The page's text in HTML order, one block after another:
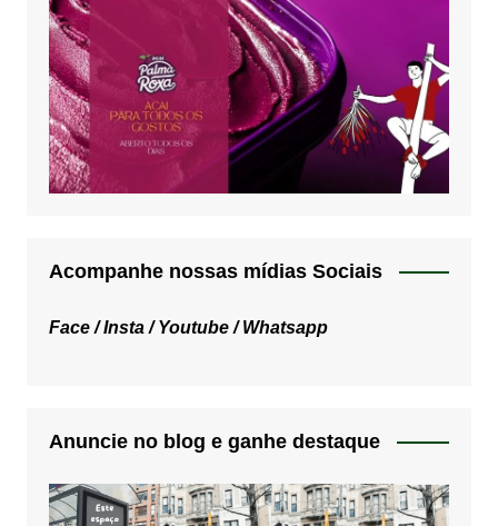
Acompanhe nossas mídias Sociais
Face /Insta /Youtube /Whatsapp
Anuncie no blog e ganhe destaque